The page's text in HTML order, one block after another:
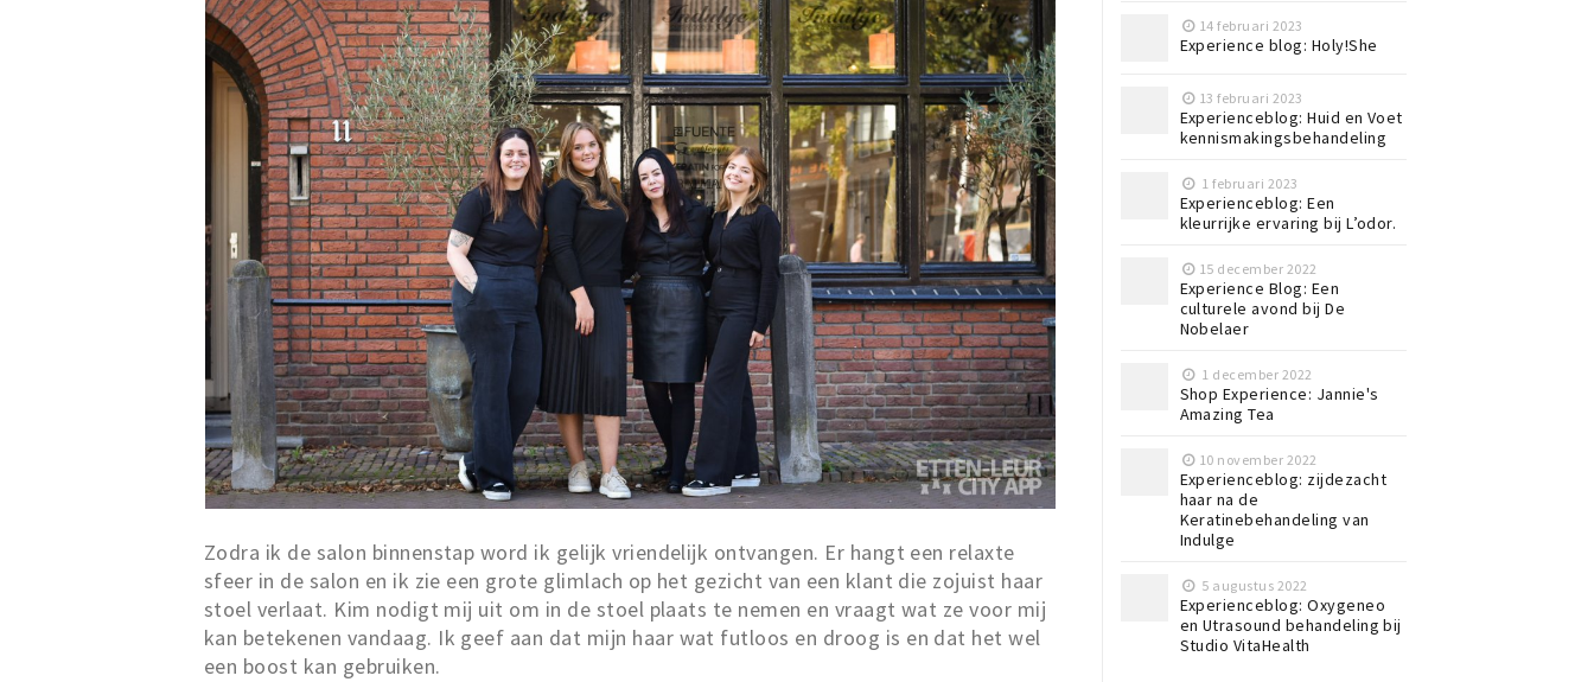
Zodra ik de salon binnenstap word ik gelijk vriendelijk ontvangen. Er hangt een relaxte
sfeer in de salon en ik zie een grote glimlach op het gezicht van een klant die zojuist haar
stoel verlaat. Kim nodigt mij uit om in de stoel plaats te nemen en vraagt wat ze voor mij
kan betekenen vandaag. Ik geef aan dat mijn haar wat futloos en droog is en dat het wel
een boost kan gebruiken.
14 februari 2023
Experience blog: Holy!She
13 februari 2023
Experienceblog: Huid en Voet
kennismakingsbehandeling
1 februari 2023
Experienceblog: Een
kleurrijke ervaring bij L’odor.
15 december 2022
Experience Blog: Een
culturele avond bij De
Nobelaer
1 december 2022
Shop Experience: Jannie's
Amazing Tea
10 november 2022
Experienceblog: zijdezacht
haar na de
Keratinebehandeling van
Indulge
5 augustus 2022
Experienceblog: Oxygeneo
en Utrasound behandeling bij
Studio VitaHealth